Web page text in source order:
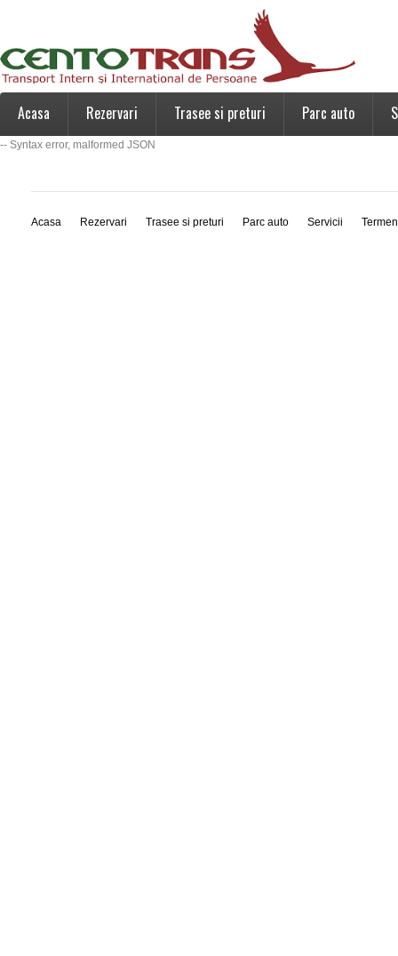
Acasa Rezervari Trasee si preturi Parc auto
-- Syntax error, malformed JSON
Acasa Rezervari Trasee si preturi Parc auto Servicii